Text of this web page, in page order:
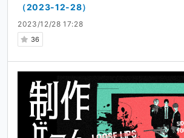
2023/12/28 17:28
36
（2023-12-28）